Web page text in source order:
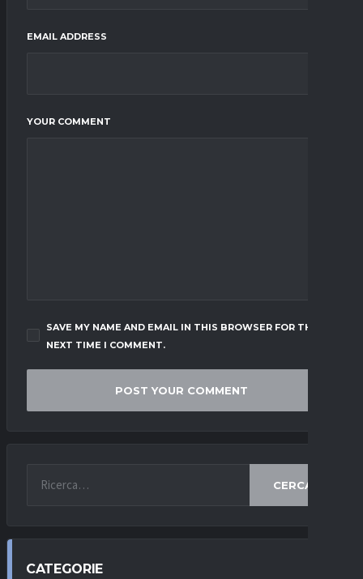
EMAIL ADDRESS
YOUR COMMENT
SAVE MY NAME AND EMAIL IN THIS BROWSER FOR THE
NEXT TIME I COMMENT.
CERCA
CATEGORIE